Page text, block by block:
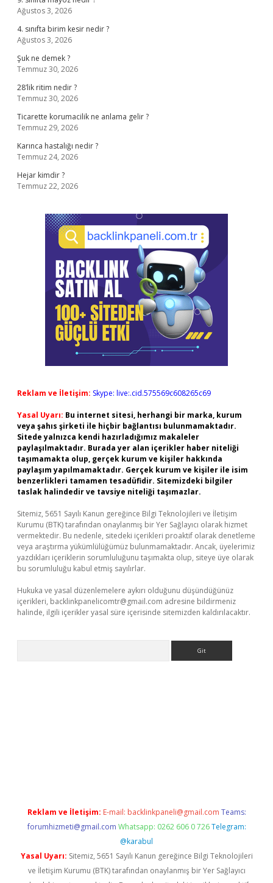
Ağustos 3, 2026
4. sınıfta birim kesir nedir ?
Ağustos 3, 2026
Şuk ne demek ?
Temmuz 30, 2026
28’lik ritim nedir ?
Temmuz 30, 2026
Ticarette korumacilik ne anlama gelir ?
Temmuz 29, 2026
Karınca hastalığı nedir ?
Temmuz 24, 2026
Hejar kimdir ?
Temmuz 22, 2026
Reklam ve İletişim: Skype: live:.cid.575569c608265c69
Yasal Uyarı: Bu internet sitesi, herhangi bir marka, kurum
veya şahıs şirketi ile hiçbir bağlantısı bulunmamaktadır.
Sitede yalnızca kendi hazırladığımız makaleler
paylaşılmaktadır. Burada yer alan içerikler haber niteliği
taşımamakta olup, gerçek kurum ve kişiler hakkında
paylaşım yapılmamaktadır. Gerçek kurum ve kişiler ile isim
benzerlikleri tamamen tesadüfidir. Sitemizdeki bilgiler
taslak halindedir ve tavsiye niteliği taşımazlar.
Sitemiz, 5651 Sayılı Kanun gereğince Bilgi Teknolojileri ve İletişim
Kurumu (BTK) tarafından onaylanmış bir Yer Sağlayıcı olarak hizmet
vermektedir. Bu nedenle, sitedeki içerikleri proaktif olarak denetleme
veya araştırma yükümlülüğümüz bulunmamaktadır. Ancak, üyelerimiz
yazdıkları içeriklerin sorumluluğunu taşımakta olup, siteye üye olarak
bu sorumluluğu kabul etmiş sayılırlar.
Hukuka ve yasal düzenlemelere aykırı olduğunu düşündüğünüz
içerikleri, backlinkpanelicomtr@gmail.com adresine bildirmeniz
halinde, ilgili içerikler yasal süre içerisinde sitemizden kaldırılacaktır.
Reklam ve İletişim: E-mail: backlinkpaneli@gmail.com Teams:
forumhizmeti@gmail.com Whatsapp: 0262 606 0 726 Telegram:
@karabul
Yasal Uyarı: Sitemiz, 5651 Sayılı Kanun gereğince Bilgi Teknolojileri
ve İletişim Kurumu (BTK) tarafından onaylanmış bir Yer Sağlayıcı